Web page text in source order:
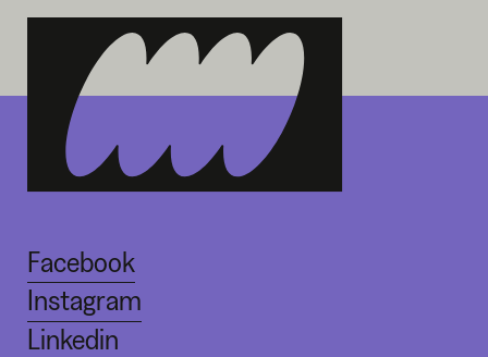
Facebook
Instagram
Linkedin